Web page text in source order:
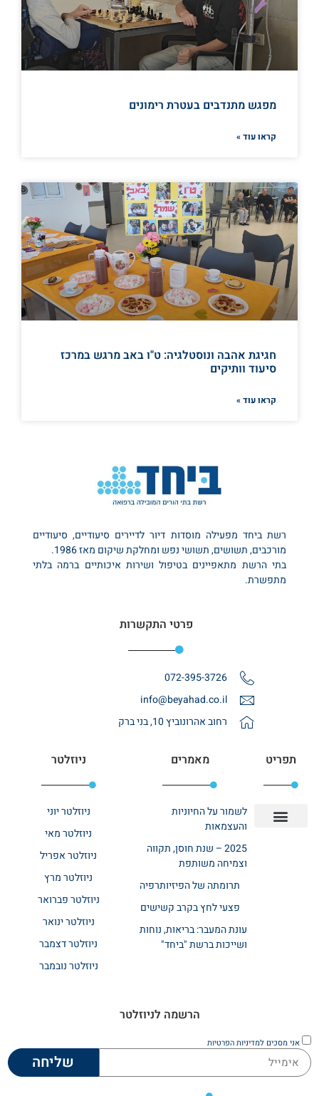
מפגש מתנדבים בעטרת רימונים
קראו עוד »
חגיגת אהבה ונוסטלגיה: ט"ו באב מרגש במרכז
סיעוד וותיקים
קראו עוד »
רשת ביחד מפעילה מוסדות דיור לדיירים סיעודיים, סיעודיים
מורכבים, תשושים, תשושי נפש ומחלקת שיקום מאז 1986.
בתי הרשת מתאפיינים בטיפול ושירות איכותיים ברמה בלתי
מתפשרת.
פרטי התקשרות
072-395-3726
info@beyahad.co.il
רחוב אהרונוביץ 10, בני ברק
תפריט מאמרים
לשמור על החיוניות
והעצמאות
2025 – שנת חוסן, תקווה
וצמיחה משותפת
תרומתה של הפיזיותרפיה
פצעי לחץ בקרב קשישים
עונת המעבר: בריאות, נוחות
ושייכות ברשת "ביחד"
ניוזלטר
ניוזלטר יוני
ניוזלטר מאי
ניוזלטר אפריל
ניוזלטר מרץ
ניוזלטר פברואר
ניוזלטר ינואר
ניוזלטר דצמבר
ניוזלטר נובמבר
הרשמה לניוזלטר
אני מסכים למדיניות הפרטיות
שליחה